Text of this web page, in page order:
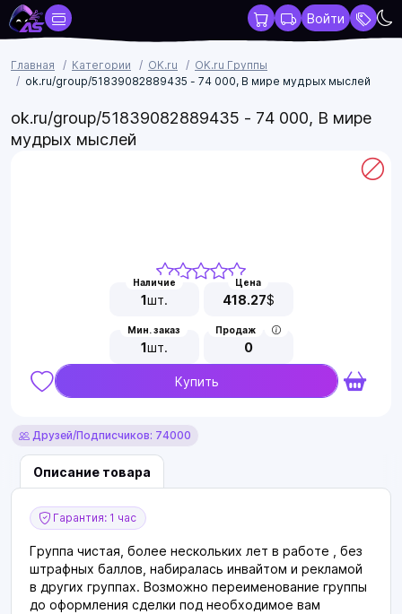
Войти
Главная Категории OK.ru
OK.ru Группы
ok.ru/group/51839082889435 - 74 000, В мире мудрых мыслей
ok.ru/group/51839082889435 - 74 000, В мире
мудрых мыслей
Наличие
1шт.
Цена
418.27$
Мин. заказ
1шт.
Продаж
0
Купить
Друзей/Подписчиков: 74000
Описание товара
Гарантия: 1 час
Группа чистая, более нескольких лет в работе , без
штрафных баллов, набиралась инвайтом и рекламой
в других группах. Возможно переименование группы
до оформления сделки под необходимое вам